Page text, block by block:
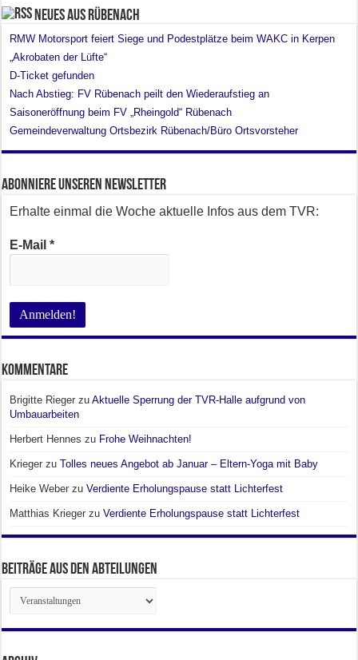
Neues aus Rübenach
RMW Motorsport feiert Siege und Podestplätze beim WAKC in Kerpen
„Akrobaten der Lüfte“
D-Ticket gefunden
Nach Abstieg: FV Rübenach peilt den Wiederaufstieg an
Saisoneröffnung beim FV „Rheingold“ Rübenach
Gemeindeverwaltung Ortsbezirk Rübenach/Büro Ortsvorsteher
Abonniere unseren Newsletter
Erhalte einmal die Woche aktuelle Infos aus dem TVR:
E-Mail*
Kommentare
Brigitte Rieger zuAktuelle Sperrung der TVR-Halle aufgrund von
Umbauarbeiten
Herbert Hennes zu Frohe Weihnachten!
Krieger zuTolles neues Angebot ab Januar – Eltern-Yoga mit Baby
Heike Weber zuVerdiente Erholungspause statt Lichterfest
Matthias Krieger zuVerdiente Erholungspause statt Lichterfest
Beiträge aus den Abteilungen
Beiträge
aus
den
Abteilungen